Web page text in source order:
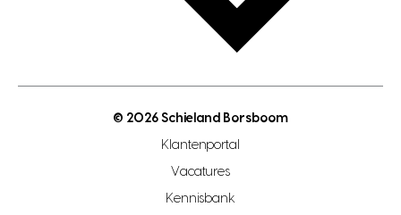
gratis zoekprofiel aanmaken
open woningwaarde dag
makelaar regio zoetermeer
hypotheekshop regio den haag
© 2026 Schieland Borsboom
Klantenportal
Vacatures
Kennisbank